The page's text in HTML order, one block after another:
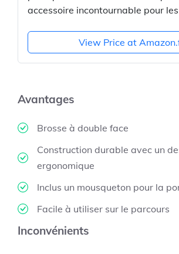
accessoire incontournable pour
View Price at
Avantages
Brosse à double face
Construction durable avec un
ergonomique
Inclus un mousqueton pour la
Facile à utiliser sur le parcours
Inconvénients